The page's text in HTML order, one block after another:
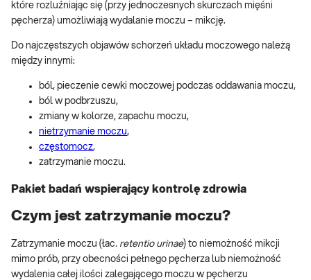
które rozluźniając się (przy jednoczesnych skurczach mięśni
pęcherza) umożliwiają wydalanie moczu – mikcję.
Do najczęstszych objawów schorzeń układu moczowego należą
między innymi:
ból, pieczenie cewki moczowej podczas oddawania moczu,
ból w podbrzuszu,
zmiany w kolorze, zapachu moczu,
nietrzymanie moczu,
częstomocz,
zatrzymanie moczu.
Pakiet badań wspierający kontrolę zdrowia
Czym jest zatrzymanie moczu?
Zatrzymanie moczu (łac. retentio urinae) to niemożność mikcji
mimo prób, przy obecności pełnego pęcherza lub niemożność
wydalenia całej ilości zalegającego moczu w pęcherzu